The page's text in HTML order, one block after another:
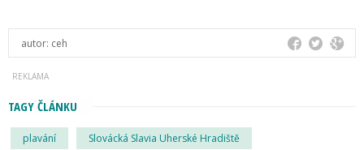
autor: ceh
TAGY ČLÁNKU
plavání Slovácká Slavia Uherské Hradiště